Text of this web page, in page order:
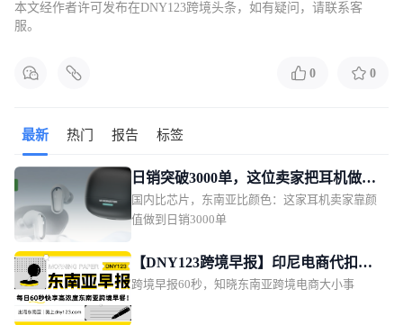
本文经作者许可发布在DNY123跨境头条，如有疑问，请联系客
服。
0 0
最新 热门 报告 标签
日销突破3000单，这位卖家把耳机做成
了东南亚年轻人的时尚单品
国内比芯片，东南亚比颜色：这家耳机卖家靠颜
值做到日销3000单
【DNY123跨境早报】印尼电商代扣税
改期11月1日；TikTok Shop推动印尼订
跨境早报60秒，知晓东南亚跨境电商大小事